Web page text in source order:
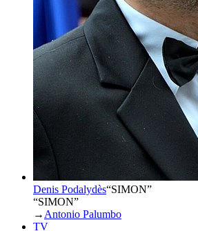
Denis Podalydès“SIMON”
“SIMON”
→ Antonio Palumbo
TV